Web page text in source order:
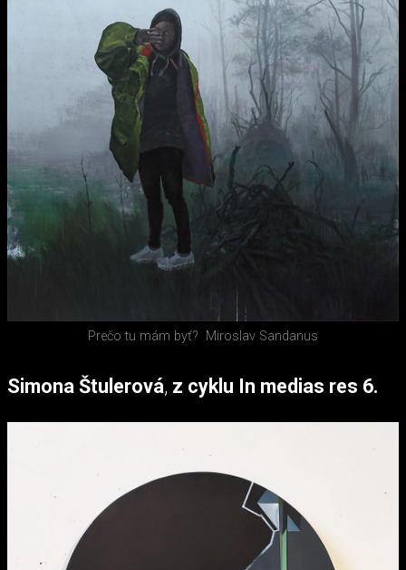
Prečo tu mám byť? Miroslav Sandanus
Simona Štulerová, z cyklu In medias res 6.